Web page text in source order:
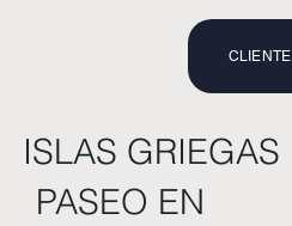
CLIENTE
ISLAS GRIEGAS
PASEO EN